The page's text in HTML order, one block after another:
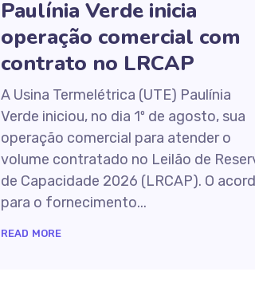
Paulínia Verde inicia
operação comercial com
contrato no LRCAP
A Usina Termelétrica (UTE) Paulínia
Verde iniciou, no dia 1º de agosto, sua
operação comercial para atender o
volume contratado no Leilão de
de Capacidade 2026 (LRCAP). O
para o fornecimento...
READ MORE